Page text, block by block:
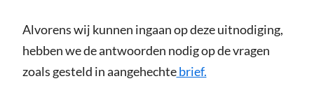
Alvorens wij kunnen ingaan op deze uitnodiging,
hebben we de antwoorden nodig op de vragen
zoals gesteld in aangehechtebrief.